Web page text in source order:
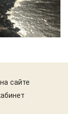
сайте